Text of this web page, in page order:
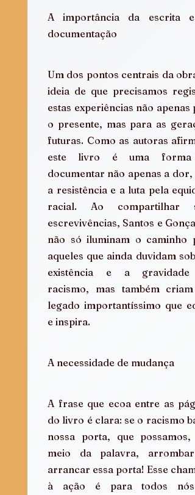
A importância da escrita e
documentação
Um dos pontos centrais da obra
ideia de que precisamos
estas experiências não apenas
o presente, mas para as
futuras. Como as autoras
este livro é uma forma
documentar não apenas a dor,
a resistência e a luta pela
racial. Ao compartilhar
escrevivências, Santos e
não só iluminam o caminho
aqueles que ainda duvidam
existência e a gravidade
racismo, mas também criam
legado importantíssimo que
e inspira.
A necessidade de mudança
A frase que ecoa entre as
do livro é clara: se o racismo
nossa porta, que possamos,
meio da palavra, arrombar
arrancar essa porta! Esse
à ação é para todos